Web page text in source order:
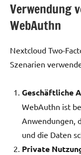
Verwendung
WebAuthn
Nextcloud Two-
Szenarien
Geschäftliche
WebAuthn ist
Anwendungen,
und die Daten
Private